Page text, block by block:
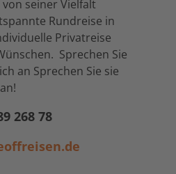
seiner Vielfalt
Rundreise in
Privatreise
Sprechen Sie
an Sprechen Sie sie
268 78